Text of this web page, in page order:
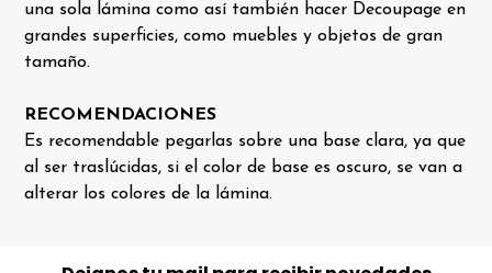
una sola lámina como así también hacer Decoupage en
grandes superficies, como muebles y objetos de gran
tamaño.
RECOMENDACIONES
Es recomendable pegarlas sobre una base clara, ya que
al ser traslúcidas, si el color de base es oscuro, se van a
alterar los colores de la lámina.